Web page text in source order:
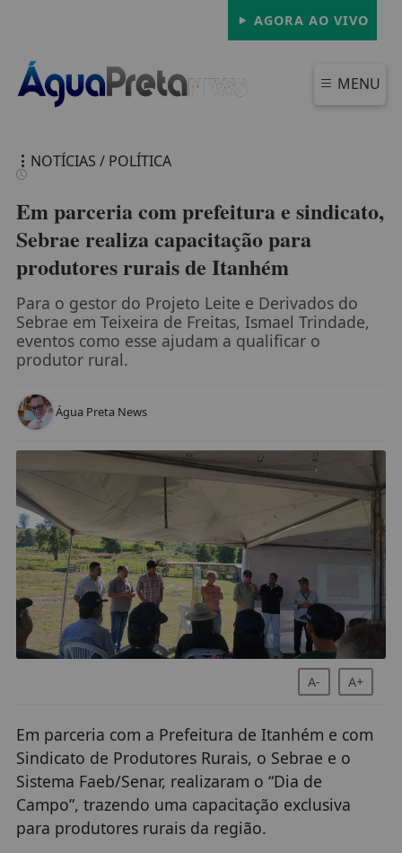
AGORA AO VIVO
MENU
NOTÍCIAS / POLÍTICA
Em parceria com prefeitura e sindicato,
Sebrae realiza capacitação para
produtores rurais de Itanhém
Para o gestor do Projeto Leite e Derivados do
Sebrae em Teixeira de Freitas, Ismael Trindade,
eventos como esse ajudam a qualificar o
produtor rural.
Água Preta News
A- A+
Em parceria com a Prefeitura de Itanhém e com
Sindicato de Produtores Rurais, o Sebrae e o
Sistema Faeb/Senar, realizaram o “Dia de
Campo”, trazendo uma capacitação exclusiva
para produtores rurais da região.